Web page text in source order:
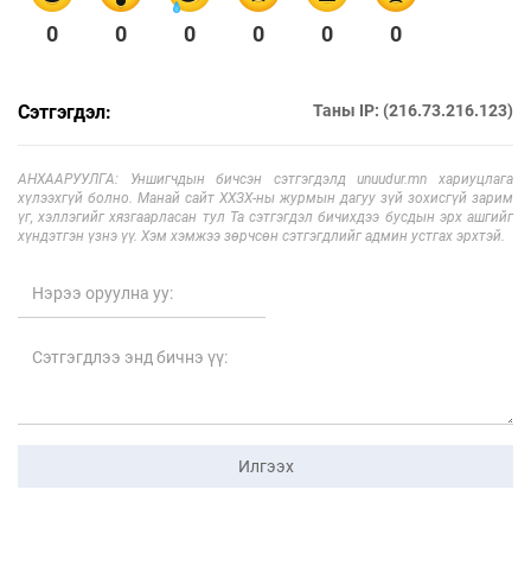
0 0 0 0 0 0
Сэтгэгдэл: Таны IP: (216.73.216.123)
АНХААРУУЛГА: Уншигчдын бичсэн сэтгэгдэлд unuudur.mn хариуцлага
хүлээхгүй болно. Манай сайт ХХЗХ-ны журмын дагуу зүй зохисгүй зарим
үг, хэллэгийг хязгаарласан тул Та сэтгэгдэл бичихдээ бусдын эрх ашгийг
хүндэтгэн үзнэ үү. Хэм хэмжээ зөрчсөн сэтгэгдлийг админ устгах эрхтэй.
Илгээх